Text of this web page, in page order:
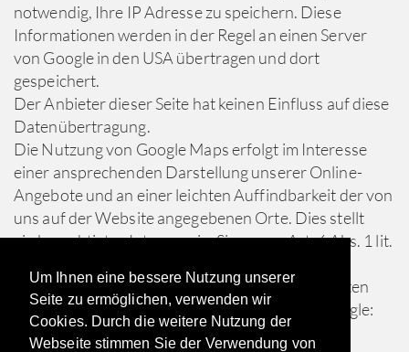
Um Ihnen eine bessere Nutzung unserer
Seite zu ermöglichen, verwenden wir
Cookies. Durch die weitere Nutzung der
Webseite stimmen Sie der Verwendung von
notwendig, Ihre IP Adresse zu speichern. Diese
Informationen werden in der Regel an einen Server
von Google in den USA übertragen und dort
gespeichert.
Der Anbieter dieser Seite hat keinen Einfluss auf diese
Datenübertragung.
Die Nutzung von Google Maps erfolgt im Interesse
einer ansprechenden Darstellung unserer Online-
Angebote und an einer leichten Auffindbarkeit der von
uns auf der Website angegebenen Orte. Dies stellt
ein berechtigtes Interesse im Sinne von Art. 6 Abs. 1 lit.
Mehr Informationen zum Umgang mit Nutzerdaten
finden Sie in der Datenschutzerklärung von Google:
https://policies.google.com/privacy?hl=de.